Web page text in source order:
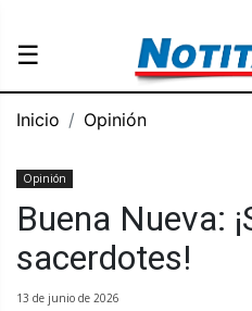
☰
Inicio Opinión
Opinión
Buena Nueva:
sacerdotes!
13 de junio de 2026